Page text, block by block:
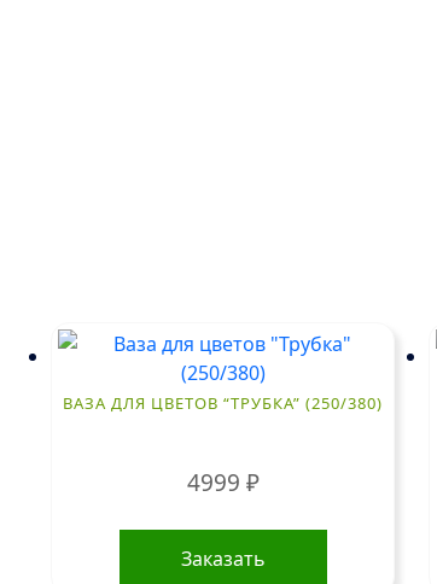
ВАЗА ДЛЯ ЦВЕТОВ “ТРУБКА” (250/380)
4999 ₽
Заказать